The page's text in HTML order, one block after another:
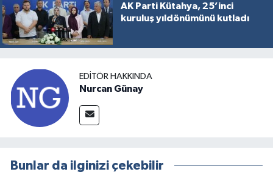
AK Parti Kütahya, 25’inci
kuruluş yıldönümünü kutladı
EDITÖR HAKKINDA
Nurcan Günay
Bunlar da ilginizi çekebilir